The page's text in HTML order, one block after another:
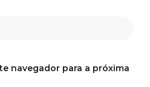
navegador para a próxima